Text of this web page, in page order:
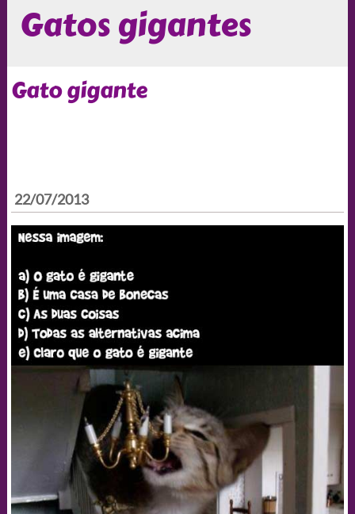
Gatos gigantes
Gato gigante
22/07/2013